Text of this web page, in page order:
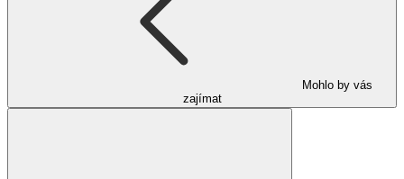
Mohlo by vás
zajímat